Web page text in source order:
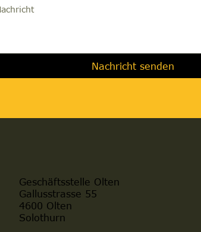
Nachricht senden
Geschäftsstelle Olten
Gallusstrasse 55
4600 Olten
Solothurn